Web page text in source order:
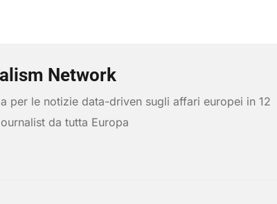
Network
per le notizie data-driven sugli affari europei in 12
da tutta Europa